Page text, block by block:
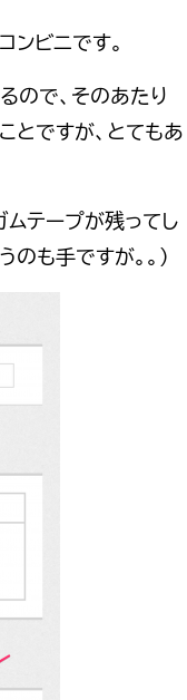
ンビニです。
ので、そのあたり
とですが、とてもあ
ムテープが残ってし
も手ですが。。）